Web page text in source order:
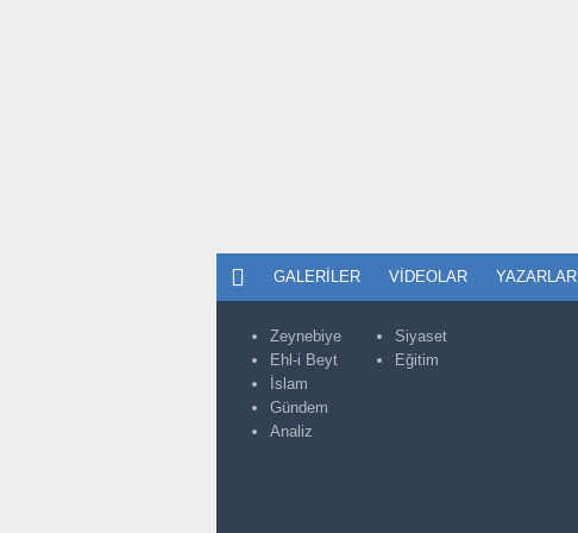
GALERILER VIDEOLAR YAZARLAR
Zeynebiye
Ehl-i Beyt
İslam
Gündem
Analiz
Siyaset
Eğitim